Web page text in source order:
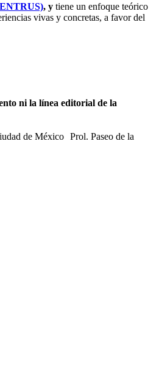
, y tiene un enfoque teórico
vivas y concretas, a favor del
ni la línea editorial de la
de México Prol. Paseo de la